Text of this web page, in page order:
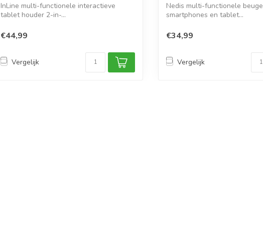
InLine multi-functionele interactieve
tablet houder 2-in-...
€44,99
Vergelijk
Nedis multi-functionele
smartphones en tablet...
€34,99
Vergelijk